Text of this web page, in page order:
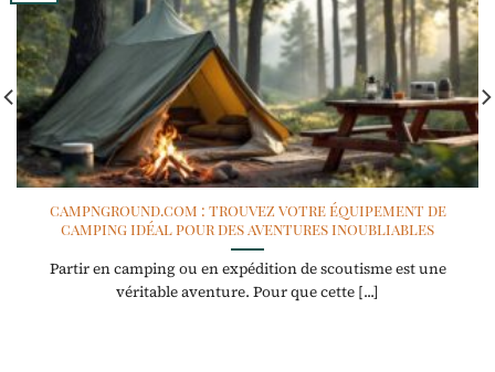
campnground.com : trouvez votre équipement de
camping idéal pour des aventures inoubliables
Partir en camping ou en expédition de scoutisme est une
véritable aventure. Pour que cette [...]